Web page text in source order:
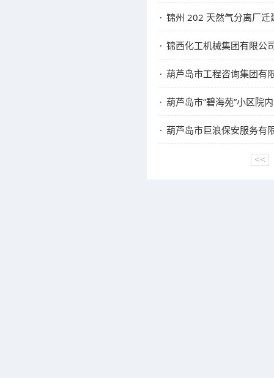
锦州 202 天然气分离厂
锦西化工机械集团有限公
葫芦岛市工程咨询集团有
葫芦岛市“碧海苑”小区院
葫芦岛市巨浪保安服务有
<<